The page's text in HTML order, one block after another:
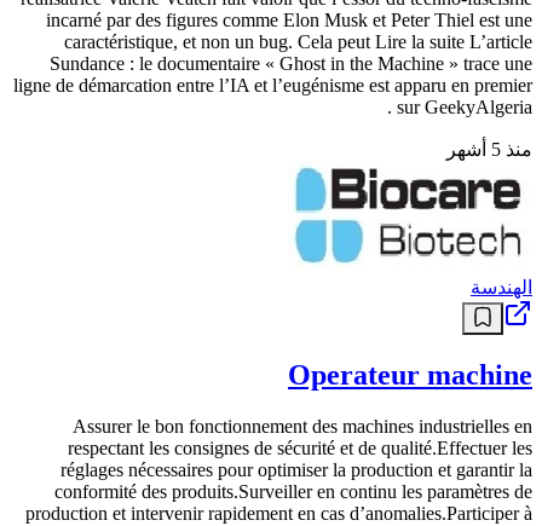
Télécoms / TIC
Sundance : le documentaire « Ghost in
the Machine » trace une ligne de
démarcation entre l’IA et l’eugénisme
Le documentaire de Sundance Ghost in the Machine affirme
audacieusement que la quête de l’intelligence artificielle, et la Silicon
Valley elle-même, trouvent leurs racines dans l’eugénisme. La
réalisatrice Valerie Veatch fait valoir que l’essor du techno-fascisme
incarné par des figures comme Elon Musk et Peter Thiel est une
Sundance : le documentaire « Ghost in the Machine » trace une
ligne de démarcation entre l’IA et l’eugénisme est apparu en premier
sur GeekyAlgeria .
منذ 5 أشهر